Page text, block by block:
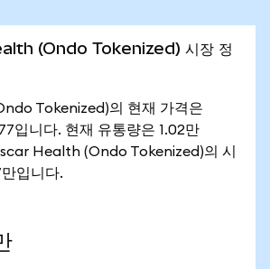
(Ondo Tokenized) 시장 정
Tokenized)의 현재 가격은
입니다. 현재 유통량은 1.02만
Health (Ondo Tokenized)의 시
입니다.